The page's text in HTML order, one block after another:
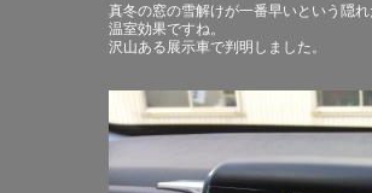
真冬の窓の雪解けが一番早いという隠
温室効果ですね。
沢山ある展示車で判明しました。